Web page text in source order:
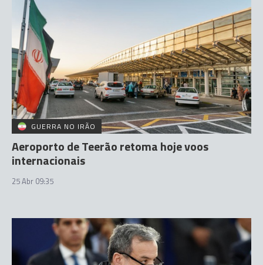
GUERRA NO IRÃO
Aeroporto de Teerão retoma hoje voos
internacionais
25 Abr 09:35